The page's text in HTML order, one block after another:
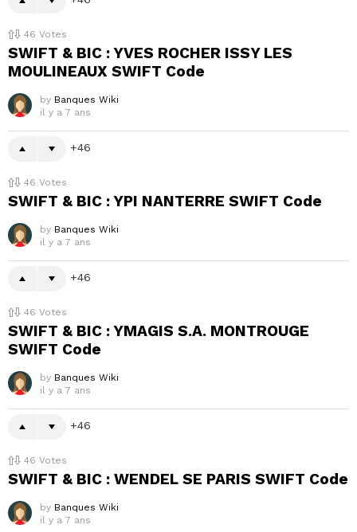
46 Votes
SWIFT & BIC : YVES ROCHER ISSY LES
MOULINEAUX SWIFT Code
by Banques Wiki
il y a 7 ans
46
46 Votes
SWIFT & BIC : YPI NANTERRE SWIFT Code
by Banques Wiki
il y a 7 ans
46
46 Votes
SWIFT & BIC : YMAGIS S.A. MONTROUGE
SWIFT Code
by Banques Wiki
il y a 7 ans
46
46 Votes
SWIFT & BIC : WENDEL SE PARIS SWIFT Code
by Banques Wiki
il y a 7 ans